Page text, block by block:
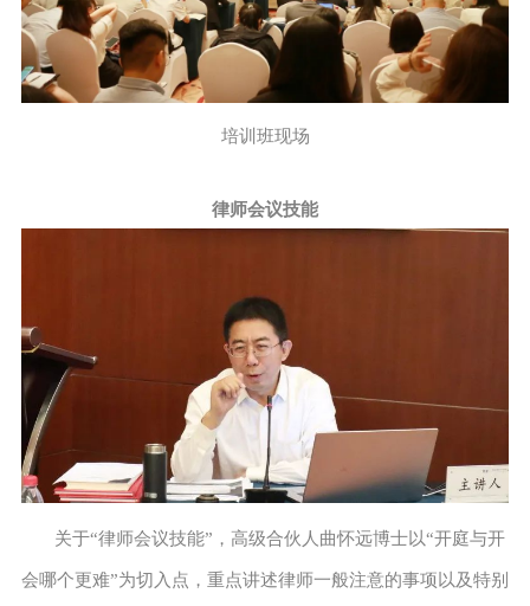
培训班现场
律师会议技能
关于“律师会议技能”，高级合伙人曲怀远博士以“开庭与开
会哪个更难”为切入点，重点讲述律师一般注意的事项以及特别